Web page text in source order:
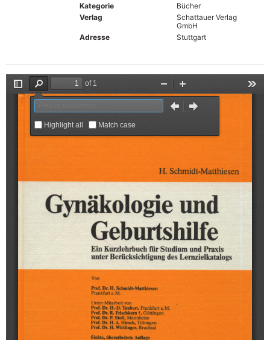
Kategorie
Bücher
Verlag
Schattauer Verlag
GmbH
Adresse
Stuttgart